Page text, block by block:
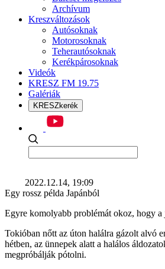
Archívum
Kreszváltozások
Autósoknak
Motorosoknak
Teherautósoknak
Kerékpárosoknak
Videók
KRESZ FM 19.75
Galériák
KRESZkerék
2022.12.14, 19:09
Egy rossz példa Japánból
Egyre komolyabb problémát okoz, hogy a
Tokióban nőtt az úton halálra gázolt alvó
hétben, az ünnepek alatt a halálos
megpróbálják pótolni.